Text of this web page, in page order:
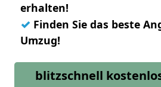
erhalten!
✓ Finden Sie das beste
Umzug!
blitzschnell